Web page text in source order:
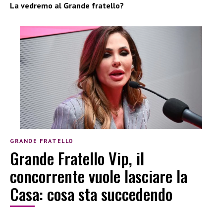
La vedremo al Grande fratello?
GRANDE FRATELLO
Grande Fratello Vip, il
concorrente vuole lasciare la
Casa: cosa sta succedendo